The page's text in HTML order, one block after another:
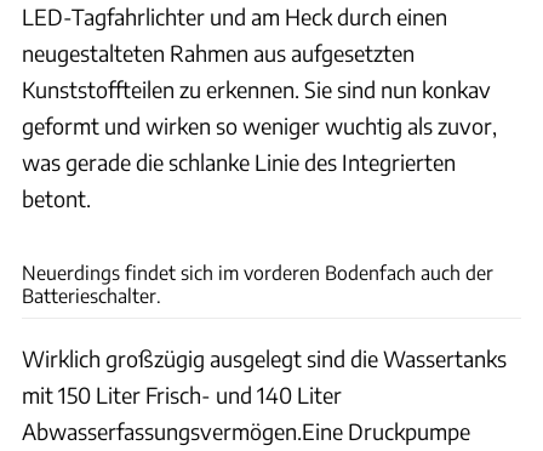
LED-Tagfahrlichter und am Heck durch einen
neugestalteten Rahmen aus aufgesetzten
Kunststoffteilen zu erkennen. Sie sind nun konkav
geformt und wirken so weniger wuchtig als zuvor,
was gerade die schlanke Linie des Integrierten
betont.
Neuerdings findet sich im vorderen Bodenfach auch der
Batterieschalter.
Wirklich großzügig ausgelegt sind die Wassertanks
mit 150 Liter Frisch- und 140 Liter
Abwasserfassungsvermögen.Eine Druckpumpe